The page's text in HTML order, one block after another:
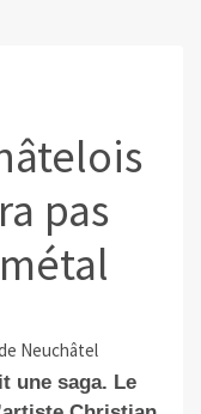
pas
Neuchâtel
une saga. Le